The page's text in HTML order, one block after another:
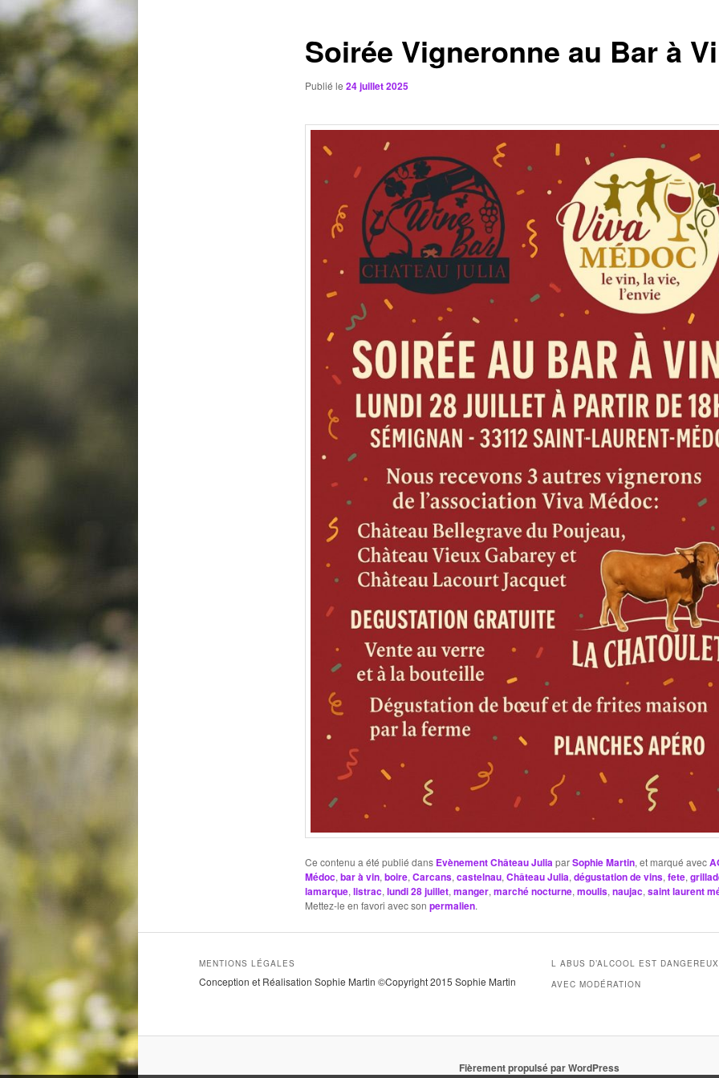
Soirée Vigneronne au Bar à
Publié le 24 juillet 2025
Ce contenu a été publié dans Evènement Château JuliaparSophie Martin, et marqué avec
Médoc, bar à vin, boire, Carcans, castelnau, Château Julia, dégustation de vins, fete,
lamarque, listrac, lundi 28 juillet, manger, marché nocturne, moulis, naujac, saint laurent
Mettez-le en favori avec son permalien.
MENTIONS LÉGALES
Conception et Réalisation Sophie Martin ©Copyright 2015 Sophie Martin
L ABUS D’ALCOOL EST
AVEC MODÉRATION
Fièrement propulsé par WordPress